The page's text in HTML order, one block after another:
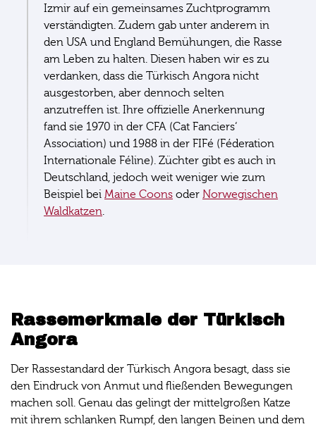
Izmir auf ein gemeinsames Zuchtprogramm
verständigten. Zudem gab unter anderem in
den USA und England Bemühungen, die Rasse
am Leben zu halten. Diesen haben wir es zu
verdanken, dass die Türkisch Angora nicht
ausgestorben, aber dennoch selten
anzutreffen ist. Ihre offizielle Anerkennung
fand sie 1970 in der CFA (Cat Fanciers‘
Association) und 1988 in der FIFé (Féderation
Internationale Féline). Züchter gibt es auch in
Deutschland, jedoch weit weniger wie zum
Beispiel bei Maine Coons oder Norwegischen
Waldkatzen.
Rassemerkmale der Türkisch
Angora
Der Rassestandard der Türkisch Angora besagt, dass sie
den Eindruck von Anmut und fließenden Bewegungen
machen soll. Genau das gelingt der mittelgroßen Katze
mit ihrem schlanken Rumpf, den langen Beinen und dem